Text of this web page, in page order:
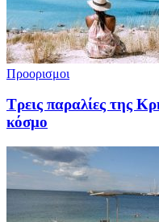
Προορισμοι
Τρεις παραλίες της
κόσμο